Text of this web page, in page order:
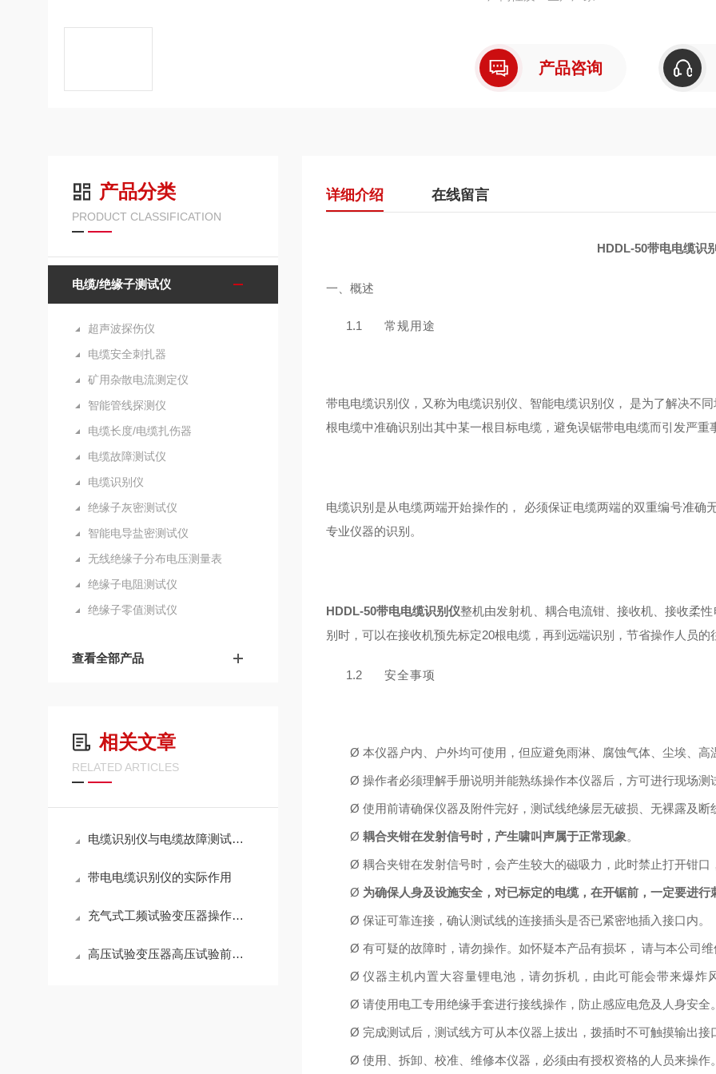
产品咨询
产品分类
PRODUCT CLASSIFICATION
电缆/绝缘子测试仪
超声波探伤仪
电缆安全刺扎器
矿用杂散电流测定仪
智能管线探测仪
电缆长度/电缆扎伤器
电缆故障测试仪
电缆识别仪
绝缘子灰密测试仪
智能电导盐密测试仪
无线绝缘子分布电压测量表
绝缘子电阻测试仪
绝缘子零值测试仪
查看全部产品
相关文章
RELATED ARTICLES
电缆识别仪与电缆故障测试仪的区别
带电电缆识别仪的实际作用
充气式工频试验变压器操作试验方法及注意事项
高压试验变压器高压试验前的安全措施有哪些？
详细介绍 在线留言
HDDL-50带电电缆识
一、概述
1.1 常规⽤途
带电电缆识别仪，⼜称为电缆识别仪、智能电缆识别仪， 是为了解决不
根电缆中准确识别出其中某⼀根⽬标电缆，避免误锯带电电缆⽽引发严重
电缆识别是从电缆两端开始操作的， 必须保证电缆两端的双重编号准
专业仪器的识别。
HDDL-50带电电缆识别仪整机由发射机、耦合电流钳、接收机、接收柔
别时，可以在接收机预先标定20根电缆，再到远端识别，节省操作⼈员
1.2 安全事项
Ø 本仪器户内、户外均可使⽤，但应避免⾬淋、腐蚀⽓体、尘埃、⾼
Ø 操作者必须理解⼿册说明并能熟练操作本仪器后，⽅可进⾏现场测
Ø 使⽤前请确保仪器及附件完好，测试线绝缘层⽆破损、⽆裸露及断
Ø 耦合夹钳在发射信号时，产⽣啸叫声属于正常现象。
Ø 耦合夹钳在发射信号时，会产⽣较⼤的磁吸⼒，此时禁⽌打开钳
Ø 为确保⼈⾝及设施安全，对已标定的电缆，在开锯前，⼀定要进⾏
Ø 保证可靠连接，确认测试线的连接插头是否已紧密地插⼊接⼝内。
Ø 有可疑的故障时，请勿操作。如怀疑本产品有损坏， 请与本公司
Ø 仪器主机内置⼤容量锂电池，请勿拆机，由此可能会带来爆炸
Ø 请使⽤电⼯专⽤绝缘⼿套进⾏接线操作，防⽌感应电危及⼈⾝安全
Ø 完成测试后，测试线⽅可从本仪器上拔出，拨插时不可触摸输出接
Ø 使⽤、拆卸、校准、维修本仪器，必须由有授权资格的⼈员来操作